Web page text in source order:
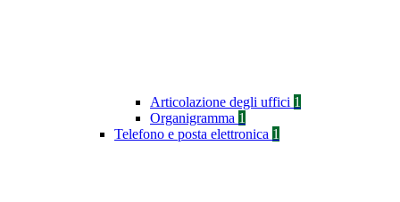
Articolazione degli uffici 1
Organigramma 1
Telefono e posta elettronica 1